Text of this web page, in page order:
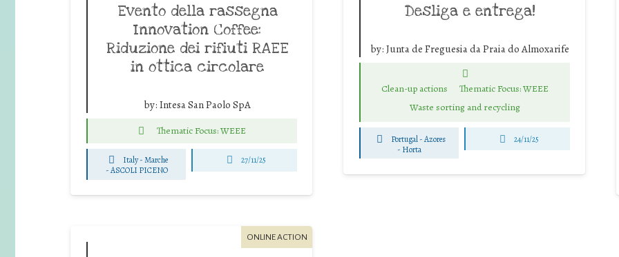
Evento della rassegna
Innovation Coffee:
Riduzione dei rifiuti RAEE
in ottica circolare
by: Intesa San Paolo SpA
Thematic Focus: WEEE
Italy - Marche
-ASCOLI PICENO
27/11/25
Desliga e entrega!
by: Junta de Freguesia da Praia do Almoxarife
Clean-up actions
Thematic Focus: WEEE
Waste sorting and recycling
Portugal - Azores
- Horta
24/11/25
ONLINE ACTION